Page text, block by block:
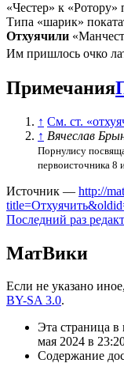
«Честер» к
Типа «шарик»
Отхуячили
Им пришлось очко
Примечания
↑ См. ст.
↑ Вячеслав
Порнулису
первоисточника 8
Источник — http://
Последний раз
МатВики
Если не указано
BY-SA 3.0.
Эта страница в
мая 2024 в
Содержание